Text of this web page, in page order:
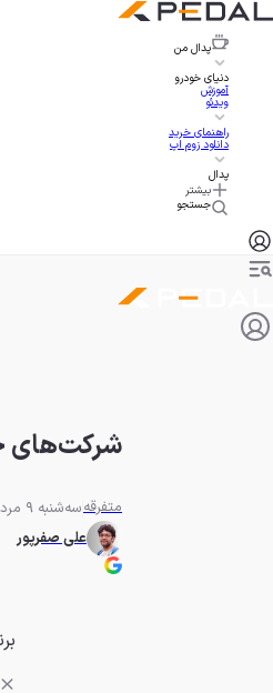
پدال من
دنیای خودرو
آموزش
ویدئو
راهنمای خرید
دانلود زوم اپ
پدال
بیشتر
جستجو
شرکت‌های
متفرقهسه‌شنبه 9 مرداد 1403 - 09:30
علی صفرپور